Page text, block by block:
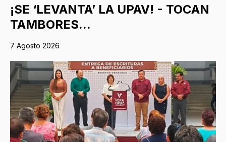
¡SE ‘LEVANTA’ LA UPAV! - TOCAN
TAMBORES...
7 Agosto 2026